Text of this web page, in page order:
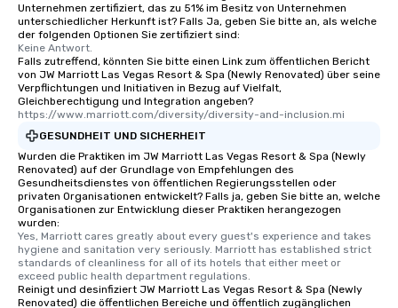
Unternehmen zertifiziert, das zu 51% im Besitz von Unternehmen
unterschiedlicher Herkunft ist? Falls Ja, geben Sie bitte an, als welche
der folgenden Optionen Sie zertifiziert sind:
Keine Antwort.
Falls zutreffend, könnten Sie bitte einen Link zum öffentlichen Bericht
von JW Marriott Las Vegas Resort & Spa (Newly Renovated) über seine
Verpflichtungen und Initiativen in Bezug auf Vielfalt,
Gleichberechtigung und Integration angeben?
https://www.marriott.com/diversity/diversity-and-inclusion.mi
GESUNDHEIT UND SICHERHEIT
Wurden die Praktiken im JW Marriott Las Vegas Resort & Spa (Newly
Renovated) auf der Grundlage von Empfehlungen des
Gesundheitsdienstes von öffentlichen Regierungsstellen oder
privaten Organisationen entwickelt? Falls ja, geben Sie bitte an, welche
Organisationen zur Entwicklung dieser Praktiken herangezogen
wurden:
Yes, Marriott cares greatly about every guest's experience and takes
hygiene and sanitation very seriously. Marriott has established strict
standards of cleanliness for all of its hotels that either meet or
exceed public health department regulations.
Reinigt und desinfiziert JW Marriott Las Vegas Resort & Spa (Newly
Renovated) die öffentlichen Bereiche und öffentlich zugänglichen